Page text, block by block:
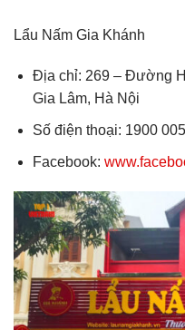
Lẩu Nấm Gia Khánh
Địa chỉ: 269 – Đường
Gia Lâm, Hà Nội
Số điện thoại: 1900
Facebook: